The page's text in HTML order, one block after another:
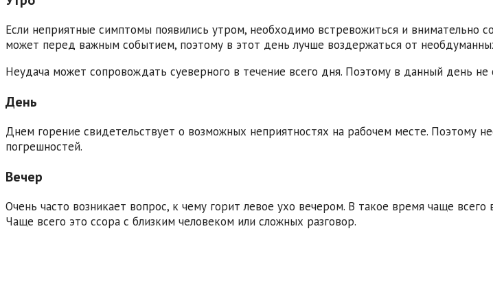
Если неприятные симптомы появились утром, необходимо встревожиться и внимательно
может перед важным событием, поэтому в этот день лучше воздержаться от
Неудача может сопровождать суеверного в течение всего дня. Поэтому в данный день не
День
Днем горение свидетельствует о возможных неприятностях на рабочем месте. Поэтому
погрешностей.
Вечер
Очень часто возникает вопрос, к чему горит левое ухо вечером. В такое время чаще
Чаще всего это ссора с близким человеком или сложных разговор.